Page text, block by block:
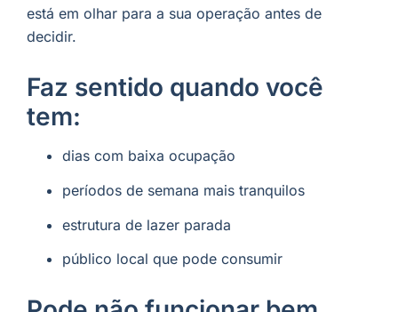
está em olhar para a sua operação antes de
decidir.
Faz sentido quando você
tem:
dias com baixa ocupação
períodos de semana mais tranquilos
estrutura de lazer parada
público local que pode consumir